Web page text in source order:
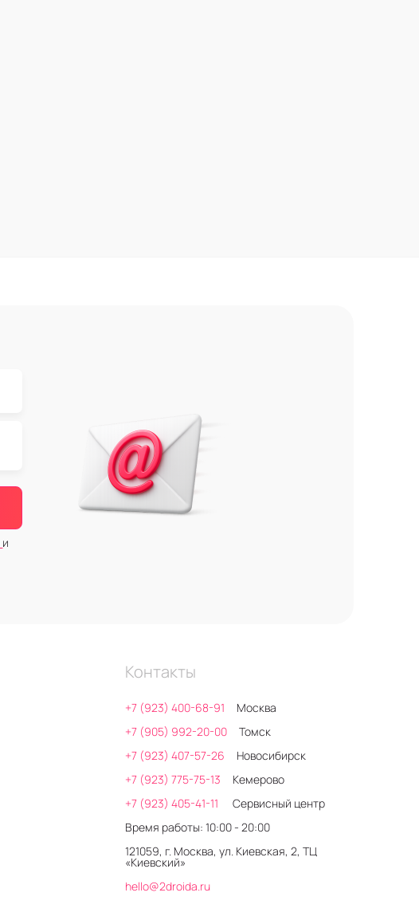
и
Контакты
+7 (923) 400-68-91
Москва
+7 (905) 992-20-00
Томск
+7 (923) 407-57-26
Новосибирск
+7 (923) 775-75-13
Кемерово
+7 (923) 405-41-11
Сервисный центр
Время работы: 10:00 - 20:00
121059, г. Москва, ул. Киевская, 2, ТЦ
«Киевский»
hello@2droida.ru